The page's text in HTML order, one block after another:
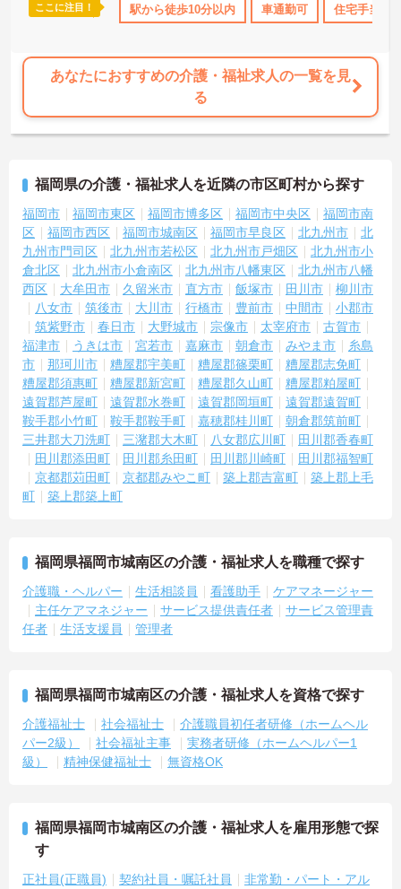
無資格OK 産休･育休･介護休暇取得実績あり 社会保険完備
ここに注目！ 駅から徒歩10分以内 車通勤可 住宅手当・
あなたにおすすめの介護・福祉求人の一覧を見
る
福岡県の介護・福祉求人を近隣の市区町村から探す
福岡市 福岡市東区 福岡市博多区 福岡市中央区
福岡市南
区
福岡市西区 福岡市城南区 福岡市早良区 北九州市
北
九州市門司区
北九州市若松区 北九州市戸畑区
北九州市小
倉北区
北九州市小倉南区 北九州市八幡東区
北九州市八幡
西区
大牟田市 久留米市 直方市 飯塚市 田川市
柳川市
八女市
筑後市 大川市 行橋市 豊前市 中間市
小郡市
筑紫野市
春日市 大野城市 宗像市 太宰府市
古賀市
福津市
うきは市 宮若市 嘉麻市 朝倉市 みやま市
糸島
市
那珂川市 糟屋郡宇美町 糟屋郡篠栗町
糟屋郡志免町
糟屋郡須惠町
糟屋郡新宮町 糟屋郡久山町
糟屋郡粕屋町
遠賀郡芦屋町
遠賀郡水巻町 遠賀郡岡垣町
遠賀郡遠賀町
鞍手郡小竹町
鞍手郡鞍手町 嘉穂郡桂川町
朝倉郡筑前町
三井郡大刀洗町
三潴郡大木町 八女郡広川町
田川郡香春町
田川郡添田町
田川郡糸田町 田川郡川崎町
田川郡福智町
京都郡苅田町
京都郡みやこ町 築上郡吉富町
築上郡上毛
町
築上郡築上町
福岡県福岡市城南区の介護・福祉求人を職種で探す
介護職・ヘルパー 生活相談員 看護助手
ケアマネージャー
主任ケアマネジャー
サービス提供責任者
サービス管理責
任者
生活支援員 管理者
福岡県福岡市城南区の介護・福祉求人を資格で探す
介護福祉士 社会福祉士
介護職員初任者研修（ホームヘル
パー2級）
社会福祉主事
実務者研修（ホームヘルパー1
級）
精神保健福祉士 無資格OK
福岡県福岡市城南区の介護・福祉求人を雇用形態で探
す
正社員(正職員) 契約社員・嘱託社員
非常勤・パート・アル